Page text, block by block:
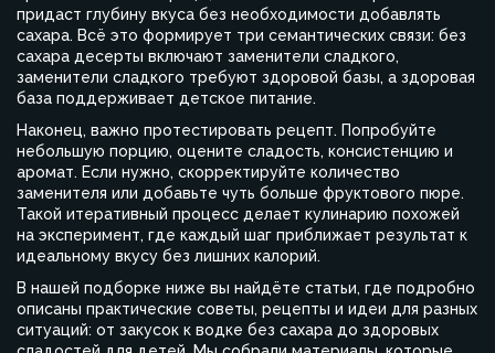
придаст глубину вкуса без необходимости добавлять
сахара. Всё это формирует три семантических связи: без
сахара десерты включают заменители сладкого,
заменители сладкого требуют здоровой базы, а здоровая
база поддерживает детское питание.
Наконец, важно протестировать рецепт. Попробуйте
небольшую порцию, оцените сладость, консистенцию и
аромат. Если нужно, скорректируйте количество
заменителя или добавьте чуть больше фруктового пюре.
Такой итеративный процесс делает кулинарию похожей
на эксперимент, где каждый шаг приближает результат к
идеальному вкусу без лишних калорий.
В нашей подборке ниже вы найдёте статьи, где подробно
описаны практические советы, рецепты и идеи для разных
ситуаций: от закусок к водке без сахара до здоровых